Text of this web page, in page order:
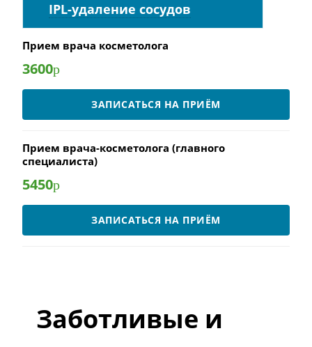
IPL-удаление сосудов
Прием врача косметолога
3600р
ЗАПИСАТЬСЯ НА ПРИЁМ
Прием врача-косметолога (главного
специалиста)
5450р
ЗАПИСАТЬСЯ НА ПРИЁМ
Заботливые и